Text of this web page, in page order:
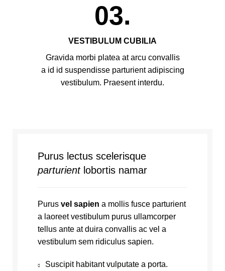
03.
VESTIBULUM CUBILIA
Gravida morbi platea at arcu convallis
a id id suspendisse parturient adipiscing
vestibulum. Praesent interdu.
Purus lectus scelerisque
parturientlobortis namar
Purus vel sapien a mollis fusce parturient
a laoreet vestibulum purus ullamcorper
tellus ante at duira convallis ac vel a
vestibulum sem ridiculus sapien.
Suscipit habitant vulputate a porta.